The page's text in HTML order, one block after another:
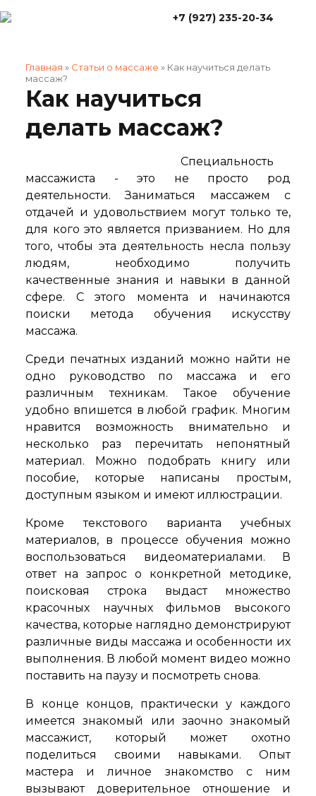
+7 (927) 235-20-34
Главная » Статьи о массаже » Как научиться делать
массаж?
Как научиться
делать массаж?
Специальность
массажиста - это не просто род
деятельности. Заниматься массажем с
отдачей и удовольствием могут только те,
для кого это является призванием. Но для
того, чтобы эта деятельность несла пользу
людям, необходимо получить
качественные знания и навыки в данной
сфере. С этого момента и начинаются
поиски метода обучения искусству
массажа.
Среди печатных изданий можно найти не
одно руководство по массажа и его
различным техникам. Такое обучение
удобно впишется в любой график. Многим
нравится возможность внимательно и
несколько раз перечитать непонятный
материал. Можно подобрать книгу или
пособие, которые написаны простым,
доступным языком и имеют иллюстрации.
Кроме текстового варианта учебных
материалов, в процессе обучения можно
воспользоваться видеоматериалами. В
ответ на запрос о конкретной методике,
поисковая строка выдаст множество
красочных научных фильмов высокого
качества, которые наглядно демонстрируют
различные виды массажа и особенности их
выполнения. В любой момент видео можно
поставить на паузу и посмотреть снова.
В конце концов, практически у каждого
имеется знакомый или заочно знакомый
массажист, который может охотно
поделиться своими навыками. Опыт
мастера и личное знакомство с ним
вызывают доверительное отношение и